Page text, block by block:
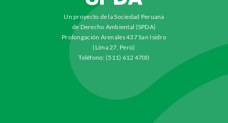
Un proyecto de la Sociedad Peruana
de Derecho Ambiental (SPDA)
Prolongación Arenales 437 San Isidro
(Lima 27, Perú)
Teléfono: (511) 612 4700